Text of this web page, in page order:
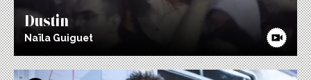
Dustin
Naïla Guiguet